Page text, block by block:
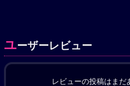
ユーザーレビュー
レビューの投稿はまだ